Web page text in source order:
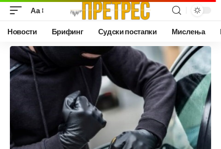
Аа
Новости Брифинг Судски постапки Мислења